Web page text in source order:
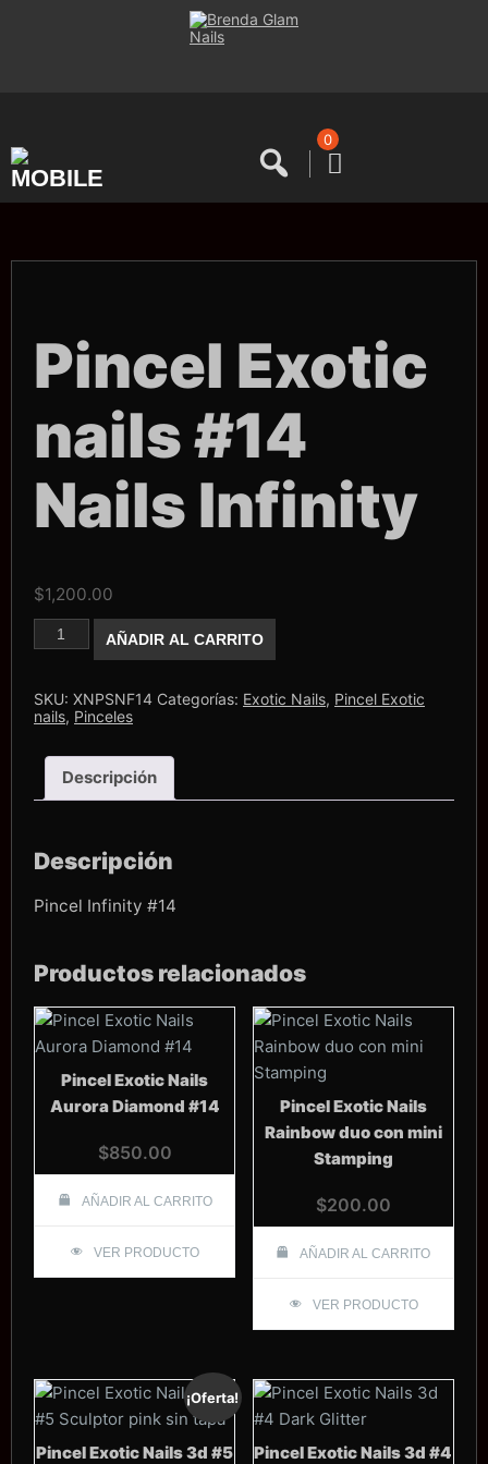
0
Pincel Exotic
nails #14
Nails Infinity
$1,200.00
Pincel
Exotic
Nails
Infinity
cantidad
AÑADIR AL CARRITO
SKU: XNPSNF14 Categorías: Exotic Nails, Pincel Exotic
nails, Pinceles
Descripción
Descripción
Pincel Infinity #14
Productos relacionados
Pincel Exotic Nails
Aurora Diamond #14
$850.00
AÑADIR AL CARRITO
VER PRODUCTO
Pincel Exotic Nails
Rainbow duo con mini
Stamping
$200.00
AÑADIR AL CARRITO
VER PRODUCTO
¡Oferta!
Pincel Exotic Nails 3d #5 Pincel Exotic Nails 3d #4